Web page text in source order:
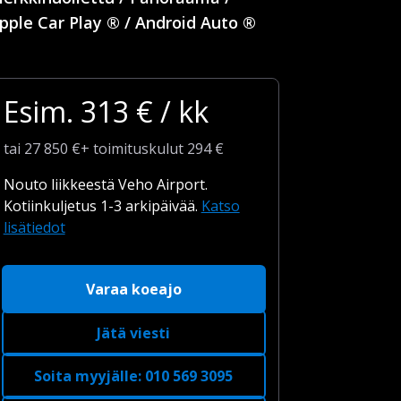
Car Play ® / Android Auto ®
Esim. 313 € / kk
tai 27 850 €+ toimituskulut 294 €
Nouto liikkeestä Veho Airport.
Kotiinkuljetus 1-3 arkipäivää. Katso
lisätiedot
Varaa koeajo
Jätä viesti
Soita myyjälle: 010 569 3095